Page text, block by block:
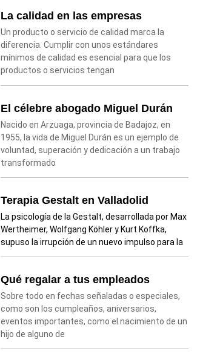
La calidad en las empresas
Un producto o servicio de calidad marca la
diferencia. Cumplir con unos estándares
mínimos de calidad es esencial para que los
productos o servicios tengan
El célebre abogado Miguel Durán
Nacido en Arzuaga, provincia de Badajoz, en
1955, la vida de Miguel Durán es un ejemplo de
voluntad, superación y dedicación a un trabajo
transformado
Terapia Gestalt en Valladolid
La psicología de la Gestalt, desarrollada por Max
Wertheimer, Wolfgang Köhler y Kurt Koffka,
supuso la irrupción de un nuevo impulso para la
Qué regalar a tus empleados
Sobre todo en fechas señaladas o especiales,
como son los cumpleaños, aniversarios,
eventos importantes, como el nacimiento de un
hijo de alguno de